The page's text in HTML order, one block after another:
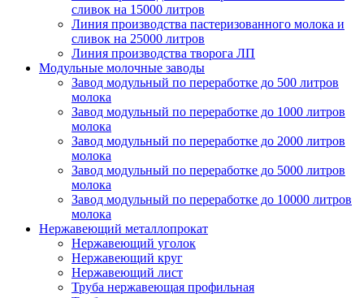
сливок на 15000 литров
Линия производства пастеризованного молока и
сливок на 25000 литров
Линия производства творога ЛП
Модульные молочные заводы
Завод модульный по переработке до 500 литров
молока
Завод модульный по переработке до 1000 литров
молока
Завод модульный по переработке до 2000 литров
молока
Завод модульный по переработке до 5000 литров
молока
Завод модульный по переработке до 10000 литров
молока
Нержавеющий металлопрокат
Нержавеющий уголок
Нержавеющий круг
Нержавеющий лист
Труба нержавеющая профильная